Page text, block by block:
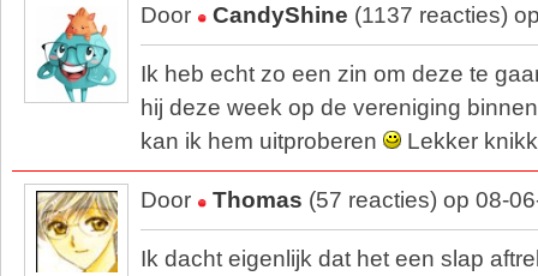
Door CandyShine (1137 reacties)
Ik heb echt zo een zin om deze te
hij deze week op de vereniging
kan ik hem uitproberen
Lekker
Door Thomas (57 reacties) op 08-
Ik dacht eigenlijk dat het een slap